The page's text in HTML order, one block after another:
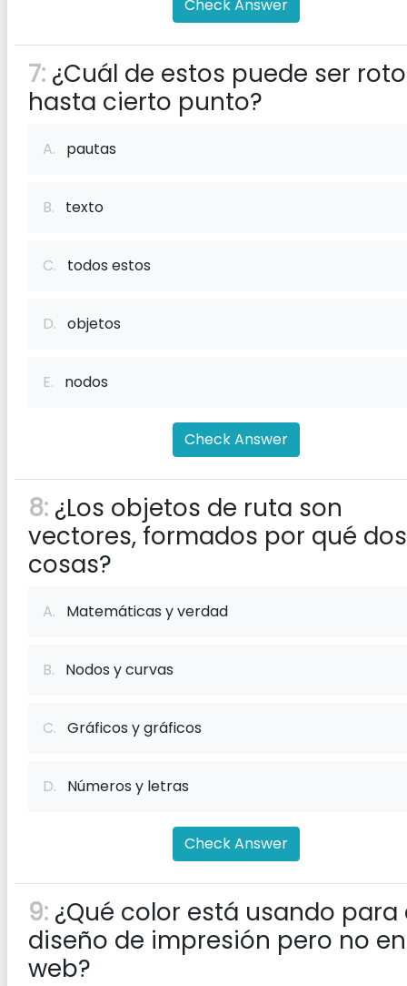
Check Answer
7: ¿Cuál de estos puede ser roto
hasta cierto punto?
A. pautas
B. texto
C. todos estos
D. objetos
E. nodos
Check Answer
8: ¿Los objetos de ruta son
vectores, formados por qué dos
cosas?
A. Matemáticas y verdad
B. Nodos y curvas
C. Gráficos y gráficos
D. Números y letras
Check Answer
9: ¿Qué color está usando para
diseño de impresión pero no
web?